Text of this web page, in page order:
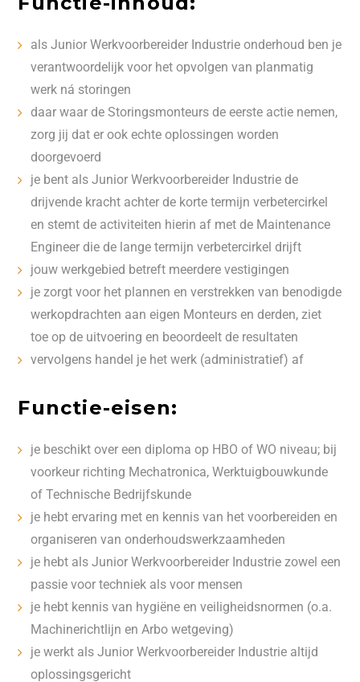
als Junior Werkvoorbereider Industrie onderhoud ben je
verantwoordelijk voor het opvolgen van planmatig
werk ná storingen
daar waar de Storingsmonteurs de eerste actie nemen,
zorg jij dat er ook echte oplossingen worden
doorgevoerd
je bent als Junior Werkvoorbereider Industrie de
drijvende kracht achter de korte termijn verbetercirkel
en stemt de activiteiten hierin af met de Maintenance
Engineer die de lange termijn verbetercirkel drijft
jouw werkgebied betreft meerdere vestigingen
je zorgt voor het plannen en verstrekken van benodigde
werkopdrachten aan eigen Monteurs en derden, ziet
toe op de uitvoering en beoordeelt de resultaten
vervolgens handel je het werk (administratief) af
Functie-eisen:
je beschikt over een diploma op HBO of WO niveau; bij
voorkeur richting Mechatronica, Werktuigbouwkunde
of Technische Bedrijfskunde
je hebt ervaring met en kennis van het voorbereiden en
organiseren van onderhoudswerkzaamheden
je hebt als Junior Werkvoorbereider Industrie zowel een
passie voor techniek als voor mensen
je hebt kennis van hygiëne en veiligheidsnormen (o.a.
Machinerichtlijn en Arbo wetgeving)
je werkt als Junior Werkvoorbereider Industrie altijd
oplossingsgericht